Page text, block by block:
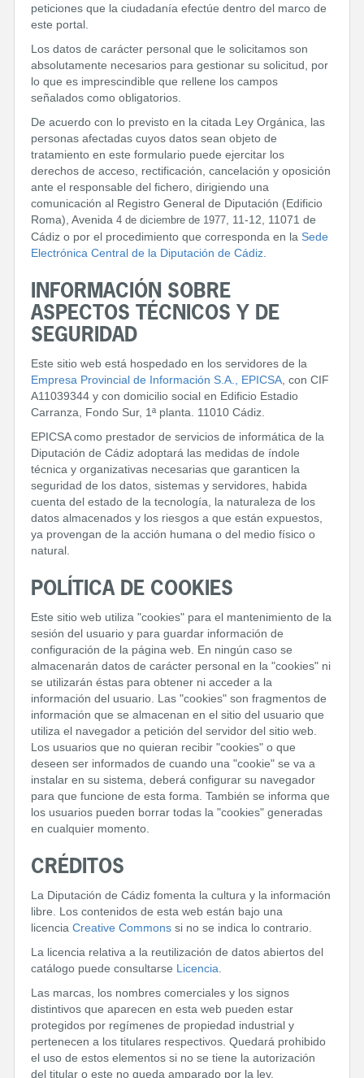
peticiones que la ciudadanía efectúe dentro del marco de
este portal.
Los datos de carácter personal que le solicitamos son
absolutamente necesarios para gestionar su solicitud, por
lo que es imprescindible que rellene los campos
señalados como obligatorios.
De acuerdo con lo previsto en la citada Ley Orgánica, las
personas afectadas cuyos datos sean objeto de
tratamiento en este formulario puede ejercitar los
derechos de acceso, rectificación, cancelación y oposición
ante el responsable del fichero, dirigiendo una
comunicación al Registro General de Diputación (Edificio
Roma), Avenida 4 de diciembre de 1977 , 11-12, 11071 de
Cádiz o por el procedimiento que corresponda en la Sede
Electrónica Central de la Diputación de Cádiz
INFORMACIÓN SOBRE
ASPECTOS TÉCNICOS Y DE
SEGURIDAD
Este sitio web está hospedado en los servidores de la
Empresa Provincial de Información S.A., EPICSA , con CIF
A11039344 y con domicilio social en Edificio Estadio
Carranza, Fondo Sur, 1ª planta. 11010 Cádiz.
EPICSA como prestador de servicios de informática de la
Diputación de Cádiz adoptará las medidas de índole
técnica y organizativas necesarias que garanticen la
seguridad de los datos, sistemas y servidores, habida
cuenta del estado de la tecnología, la naturaleza de los
datos almacenados y los riesgos a que están expuestos,
ya provengan de la acción humana o del medio físico o
natural.
POLÍTICA DE COOKIES
Este sitio web utiliza "cookies" para el mantenimiento de la
sesión del usuario y para guardar información de
configuración de la página web. En ningún caso se
almacenarán datos de carácter personal en la "cookies" ni
se utilizarán éstas para obtener ni acceder a la
información del usuario. Las "cookies" son fragmentos de
información que se almacenan en el sitio del usuario que
utiliza el navegador a petición del servidor del sitio web.
Los usuarios que no quieran recibir "cookies" o que
deseen ser informados de cuando una "cookie" se va a
instalar en su sistema, deberá configurar su navegador
para que funcione de esta forma. También se informa que
los usuarios pueden borrar todas la "cookies" generadas
en cualquier momento.
CRÉDITOS
La Diputación de Cádiz fomenta la cultura y la información
libre. Los contenidos de esta web están bajo una
licencia Creative Commons si no se indica lo contrario.
La licencia relativa a la reutilización de datos abiertos del
catálogo puede consultarse Licencia
Las marcas, los nombres comerciales y los signos
distintivos que aparecen en esta web pueden estar
protegidos por regímenes de propiedad industrial y
pertenecen a los titulares respectivos. Quedará prohibido
el uso de estos elementos si no se tiene la autorización
del titular o este no queda amparado por la ley.